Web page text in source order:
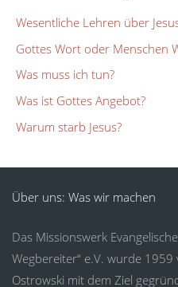
Wesentliche Lehren über
Gottes Wort oder Menschen
Was muss ich tun?
Was ist Gottes Angebot?
Warum starb Jesus?
Über uns: Was wir machen
Das Missionswerk
Wegbereiter“ e.V. wurde 1959
Ostrowski mit dem Ziel